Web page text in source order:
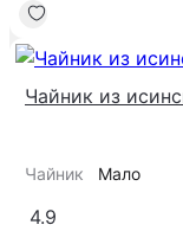
Чайник из
Чайник Мало
4.9